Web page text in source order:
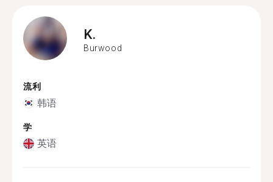
K.
Burwood
流利
韩语
学
英语